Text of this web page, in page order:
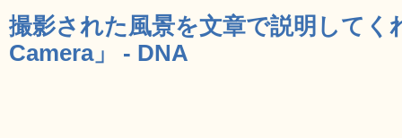
撮影された風景を文章で説明して
Camera」 - DNA